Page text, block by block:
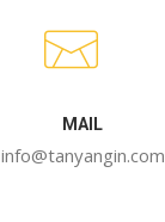
MAIL
info@tanyangin.com